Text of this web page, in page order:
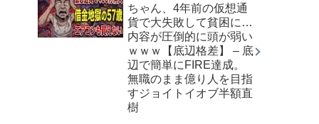
ちゃん、4年前の仮想通
貨で大失敗して貧困に…
内容が圧倒的に頭が弱い
ｗｗｗ【底辺格差】 – 底
辺で簡単にFIRE達成。
無職のまま億り人を目指
すジョイトイオブ半額直
樹